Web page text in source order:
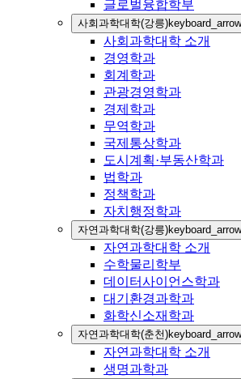
글로벌융합학부
사회과학대학(강릉)
사회과학대학 소개
경영학과
회계학과
관광경영학과
경제학과
무역학과
국제통상학과
도시계획·부동산학과
법학과
정책학과
자치행정학과
자연과학대학(강릉)
자연과학대학 소개
수학물리학부
데이터사이언스학과
대기환경과학과
화학신소재학과
자연과학대학(춘천)
자연과학대학 소개
생명과학과